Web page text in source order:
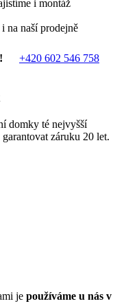
i montáž
na naší prodejně
+420 602 546 758
domky té nejvyšší
záruku 20 let.
je používáme u nás v